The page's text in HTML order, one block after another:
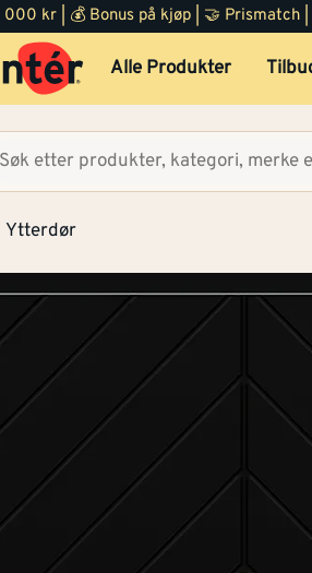
kr | 💰 Bonus på kjøp | 🤝 Prismatch
Alle Produkter
Ytterdør